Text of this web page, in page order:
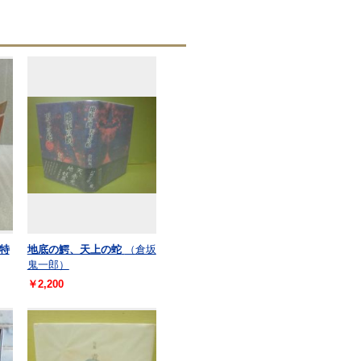
地底の鰐、天上の蛇
（倉坂
鬼一郎）
￥2,200